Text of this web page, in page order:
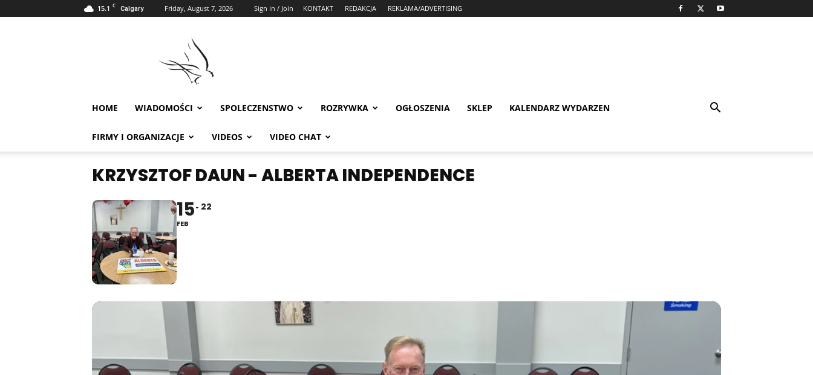
15.1 C Calgary Friday, August 7, 2026 Sign in / Join KONTAKT REDAKCJA REKLAMA/ADVERTISING
Polonia
w
Calgary
HOME WIADOMOŚCI SPOLECZENSTWO ROZRYWKA OGŁOSZENIA SKLEP KALENDARZ WYDARZEN
FIRMY I ORGANIZACJE VIDEOS VIDEO CHAT
KRZYSZTOF DAUN - ALBERTA INDEPENDENCE
15
FEB
22